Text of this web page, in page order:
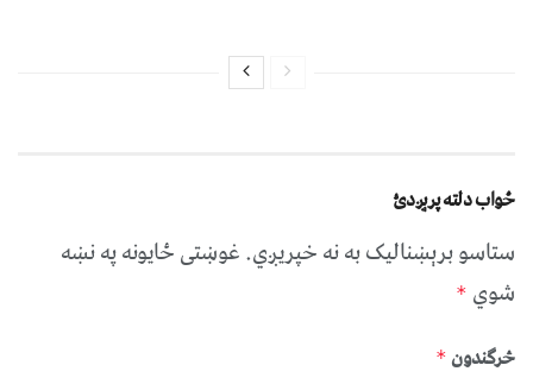
ځواب دلته پرېږدئ
ستاسو برېښناليک به نه خپريږي.غوښتى ځایونه په نښه
شوي *
څرگندون *